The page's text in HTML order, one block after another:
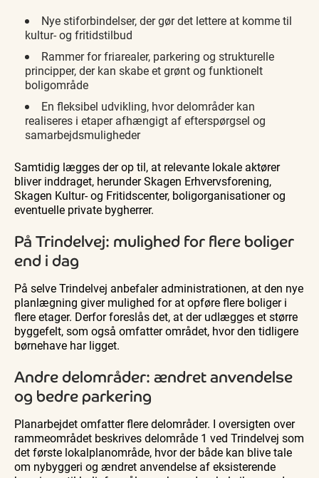
Nye stiforbindelser, der gør det lettere at komme til
kultur- og fritidstilbud
Rammer for friarealer, parkering og strukturelle
principper, der kan skabe et grønt og funktionelt
boligområde
En fleksibel udvikling, hvor delområder kan
realiseres i etaper afhængigt af efterspørgsel og
samarbejdsmuligheder
Samtidig lægges der op til, at relevante lokale aktører
bliver inddraget, herunder Skagen Erhvervsforening,
Skagen Kultur- og Fritidscenter, boligorganisationer og
eventuelle private bygherrer.
På Trindelvej: mulighed for flere boliger
end i dag
På selve Trindelvej anbefaler administrationen, at den nye
planlægning giver mulighed for at opføre flere boliger i
flere etager. Derfor foreslås det, at der udlægges et større
byggefelt, som også omfatter området, hvor den tidligere
børnehave har ligget.
Andre delområder: ændret anvendelse
og bedre parkering
Planarbejdet omfatter flere delområder. I oversigten over
rammeområdet beskrives delområde 1 ved Trindelvej som
det første lokalplanområde, hvor der både kan blive tale
om nybyggeri og ændret anvendelse af eksisterende